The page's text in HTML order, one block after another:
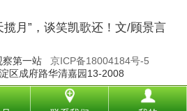
月”，谈笑凯歌还！文/顾景言
察第一站 京ICP备18004184号-5
区成府路华清嘉园13-2008